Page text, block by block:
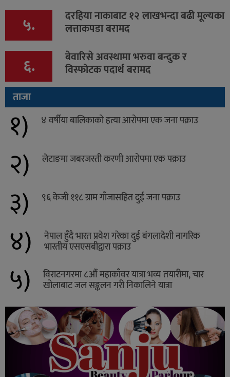
५. दरहिया नाकाबाट १२ लाखभन्दा बढी मूल्यका
लत्ताकपडा बरामद
६. बेवारिसे अवस्थामा भरुवा बन्दुक र
विस्फोटक पदार्थ बरामद
ताजा
१) ४ वर्षीया बालिकाको हत्या आरोपमा एक जना पक्राउ
२) लेटाङमा जबरजस्ती करणी आरोपमा एक पक्राउ
३) ९६ केजी ११८ ग्राम गाँजासहित दुई जना पक्राउ
४) नेपाल हुँदै भारत प्रवेश गरेका दुई बंगलादेशी नागरिक
भारतीय एसएसबीद्वारा पक्राउ
५) विराटनगरमा ८औँ महाकाँवर यात्रा भव्य तयारीमा, चार
खोलाबाट जल सङ्कलन गरी निकालिने यात्रा